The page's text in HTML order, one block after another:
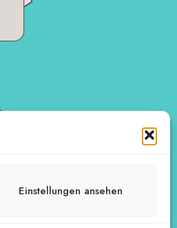
Einstellungen ansehen